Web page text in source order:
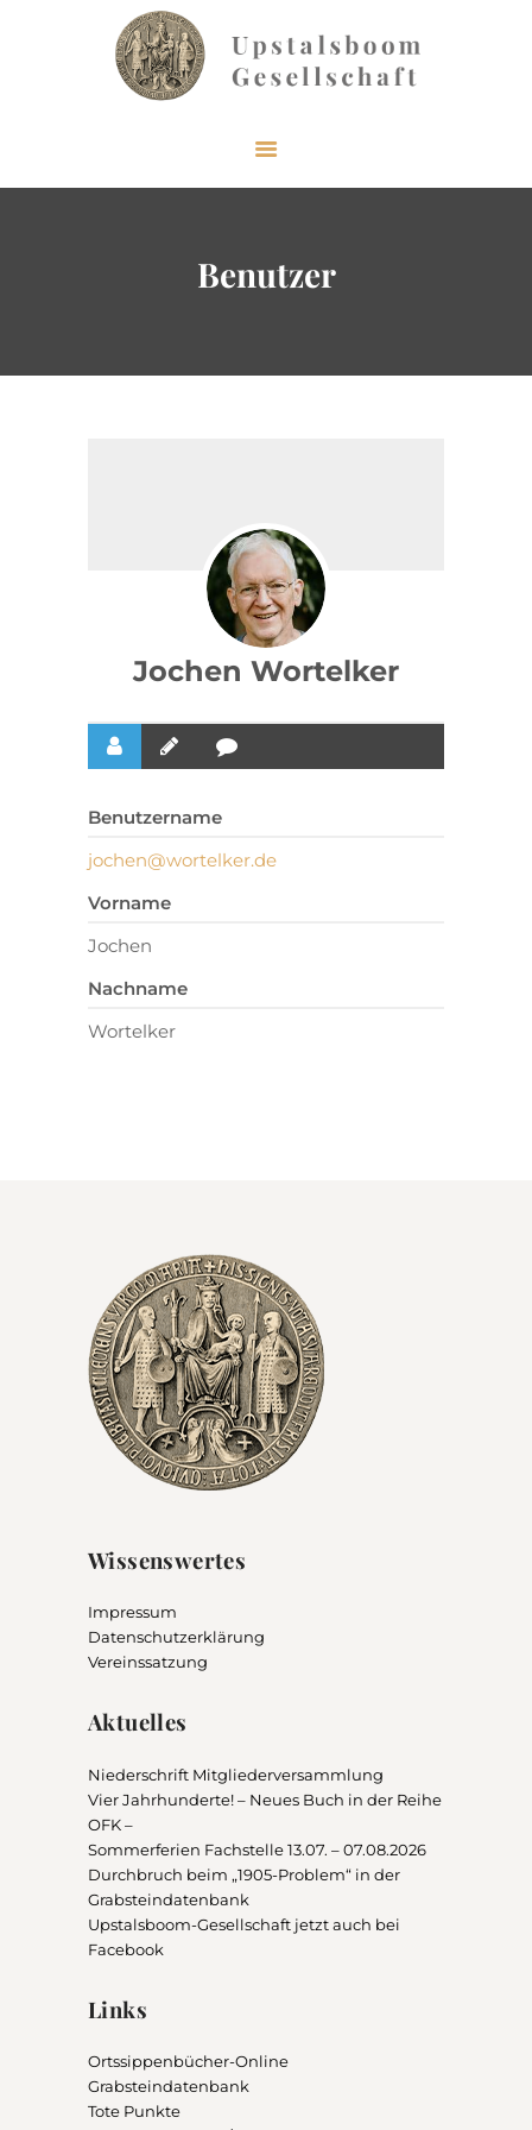
Benutzer
VERÖFFENTLICHUNGEN
MITGLIEDERBEREICH
Jochen Wortelker
Benutzername
jochen@wortelker.de
Vorname
Jochen
Nachname
Wortelker
Wissenswertes
Impressum
Datenschutzerklärung
Vereinssatzung
Aktuelles
Niederschrift Mitgliederversammlung
Vier Jahrhunderte! – Neues Buch in der Reihe
OFK –
Sommerferien Fachstelle 13.07. – 07.08.2026
Durchbruch beim „1905-Problem“ in der
Grabsteindatenbank
Upstalsboom-Gesellschaft jetzt auch bei
Facebook
Links
Ortssippenbücher-Online
Grabsteindatenbank
Tote Punkte